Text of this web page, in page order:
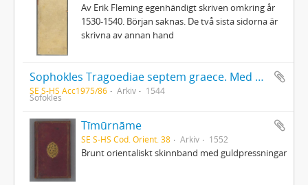
Av Erik Fleming egenhändigt skriven omkring år
1530-1540. Början saknas. De två sista sidorna är
skrivna av annan hand
Sophokles Tragoediae septem graece. Med anteckningar av riksrådet Jöran Bengtsson Gylta (d. 1561), vars namnteckning också finns på titelbladet
SE S-HS Acc1975/86 Arkiv 1544
Sofokles
Tīmūrnāme
SE S-HS Cod. Orient. 38 Arkiv 1552
Brunt orientaliskt skinnband med guldpressningar